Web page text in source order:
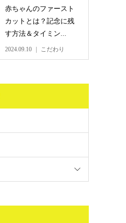
赤ちゃんのファースト
カットとは？記念に残
す方法＆タイミン...
2024.09.10 こだわり